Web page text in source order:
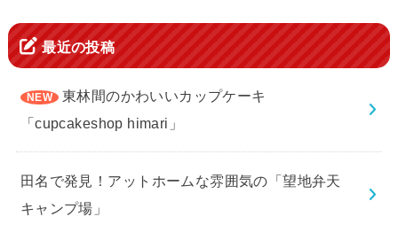
最近の投稿
東林間のかわいいカップケーキ
「cupcakeshop himari」
田名で発見！アットホームな雰囲気の「望地弁天
キャンプ場」